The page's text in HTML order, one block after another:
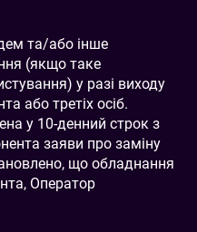
та/або інше
(якщо таке
у разі виходу
або третіх осіб.
у 10-денний строк з
заяви про заміну
що обладнання
Оператор